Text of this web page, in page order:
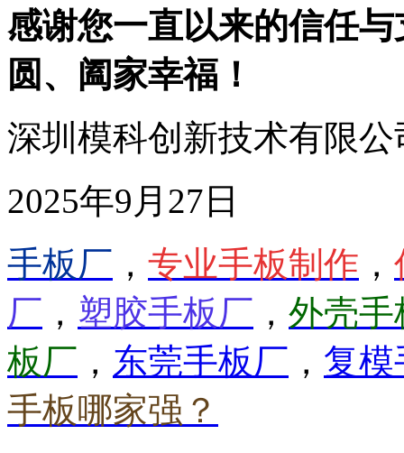
感谢您一直以来的信任
圆、阖家幸福！
深圳模科创新技术有限公
2025年9 月27 日
手板厂 ， 专业手板制作 ，
厂 ， 塑胶手板厂 ， 外壳手
板厂 ， 东莞手板厂 ， 复模
手板哪家强？